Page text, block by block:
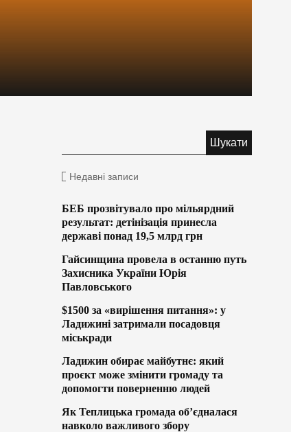
Недавні записи
БЕБ прозвітувало про мільярдний
результат: детінізація принесла
державі понад 19,5 млрд грн
Гайсинщина провела в останню путь
Захисника України Юрія
Павловського
$1500 за «вирішення питання»: у
Ладижині затримали посадовця
міськради
Ладижин обирає майбутнє: який
проєкт може змінити громаду та
допомогти поверненню людей
Як Теплицька громада об’єдналася
навколо важливого збору